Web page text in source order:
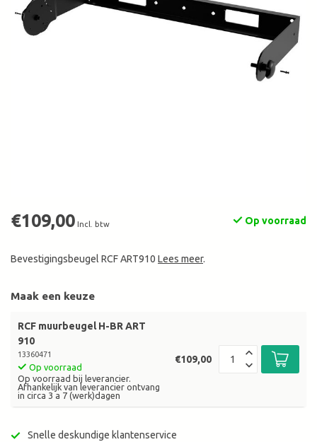
€109,00 Incl. btw Op voorraad
Bevestigingsbeugel RCF ART910 Lees meer.
Maak een keuze
RCF muurbeugel H-BR ART
910
13360471
Op voorraad
Op voorraad bij leverancier.
Afhankelijk van leverancier ontvang
in circa 3 a 7 (werk)dagen
€109,00
Snelle deskundige klantenservice